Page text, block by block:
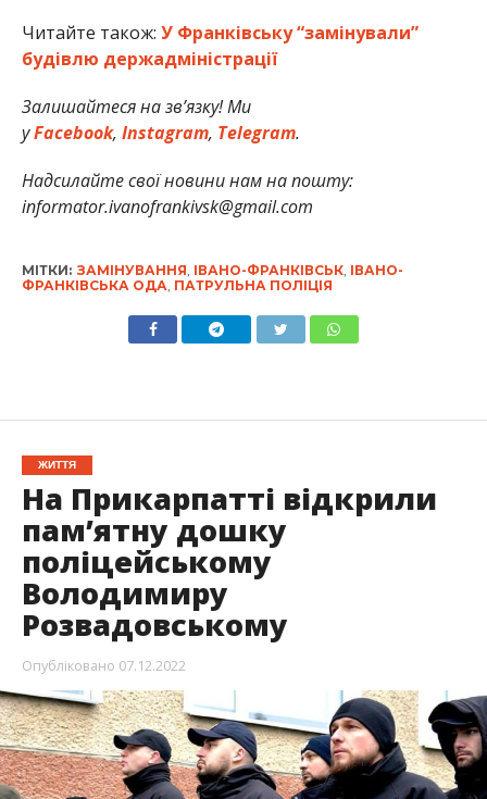
Читайте також: У Франківську “замінували”
будівлю держадміністрації
Залишайтеся на зв’язку! Ми
уFacebook, Instagram, Telegram.
Надсилайте свої новини нам на пошту:
informator.ivanofrankivsk@gmail.com
МІТКИ: ЗАМІНУВАННЯ ІВАНО-ФРАНКІВСЬК, ІВАНО-
ФРАНКІВСЬКА ОДА ПАТРУЛЬНА ПОЛІЦІЯ
ЖИТТЯ
На Прикарпатті відкрили
пам’ятну дошку
поліцейському
Володимиру
Розвадовському
Опубліковано 07.12.2022